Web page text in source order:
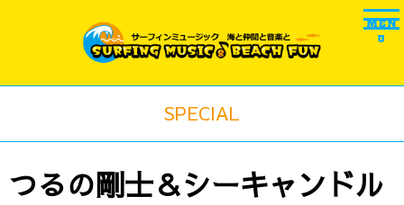
MEN
U
SPECIAL
つるの剛士＆シーキャンドル